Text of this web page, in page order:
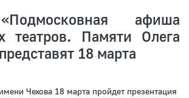
афиша
театров. Памяти Олега
18 марта
Чехова 18 марта пройдет презентация